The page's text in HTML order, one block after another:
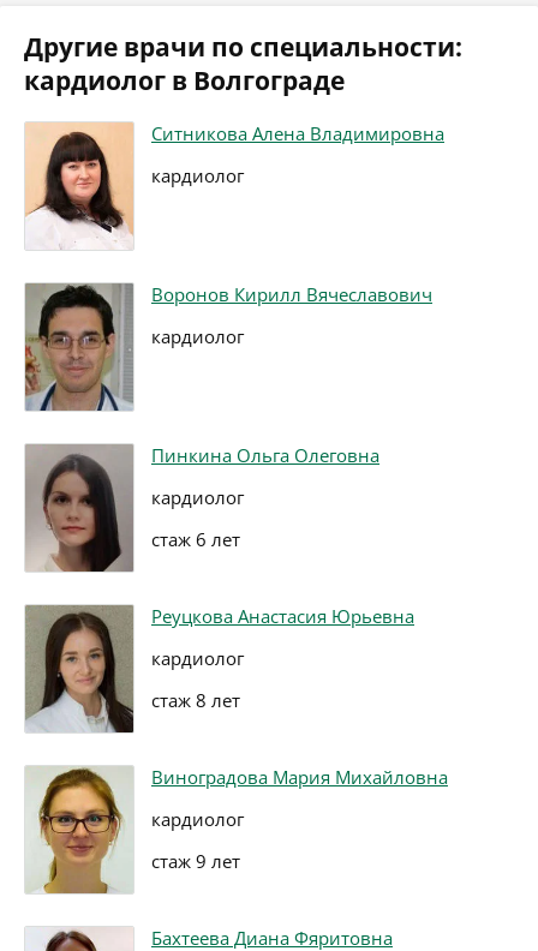
Другие врачи по специальности:
кардиолог в Волгограде
Ситникова Алена Владимировна
кардиолог
Воронов Кирилл Вячеславович
кардиолог
Пинкина Ольга Олеговна
кардиолог
стаж 6 лет
Реуцкова Анастасия Юрьевна
кардиолог
стаж 8 лет
Виноградова Мария Михайловна
кардиолог
стаж 9 лет
Бахтеева Диана Фяритовна